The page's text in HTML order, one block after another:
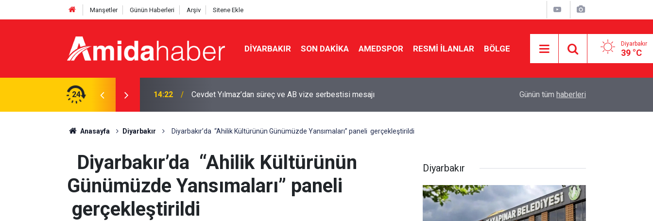
Manşetler Günün Haberleri Arşiv Sitene Ekle
DIYARBAKIR SON DAKIKA AMEDSPOR RESMI İLANLAR BÖLGE Diyarbakır
39 °C
24
serbestisi mesajı 14:12 Vanlı Damlanur’un dosyası yeniden açıldı: Cinayet çıktı Diyarbakır’da kurşunlama ve yaralamadan 4 kişi
Günün tüm haberleri
Anasayfa Diyarbakır Diyarbakır’da “Ahilik Kültürünün Günümüzde Yansımaları” paneli gerçekleştirildi
Diyarbakır’da “Ahilik Kültürünün
Günümüzde Yansımaları” paneli
gerçekleştirildi
Diyarbakır